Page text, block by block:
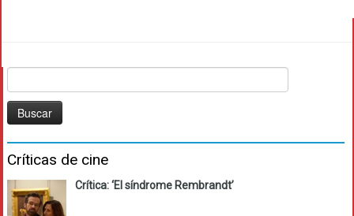
Críticas de cine
Crítica: ‘El síndrome Rembrandt’